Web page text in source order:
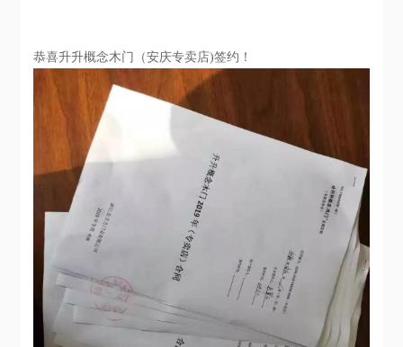
恭喜升升概念木门（安庆专卖店)签约！